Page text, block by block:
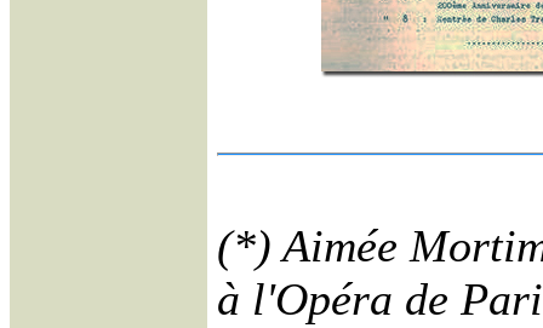
(*) Aimée
à l'Opéra de